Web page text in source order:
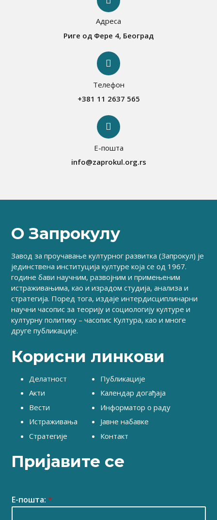
Адреса
Риге од Фере 4, Београд
Телефон
+381 11 2637 565
Е-пошта
info@zaprokul.org.rs
О Запрокулу
Завод за проучавање културног развитка (Запрокул) је
јединствена институција културе која се од 1967.
године бави научним, развојним и примењеним
истраживањима, као и израдом студија, анализа и
стратегија. Поред тога, издаје интердисциплинарни
научни часопис за теорију и социологију културе и
културну политику – часопис Култура, као и многе
друге публикације.
Корисни линкови
Делатност
Акти
Вести
Истраживања
Стратегије
Публикације
Календар догађаја
Информатор о раду
Јавне набавке
Контакт
Пријавите се
Е-пошта: *